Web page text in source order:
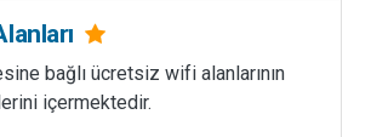
bağlı ücretsiz wifi alanlarının
içermektedir.